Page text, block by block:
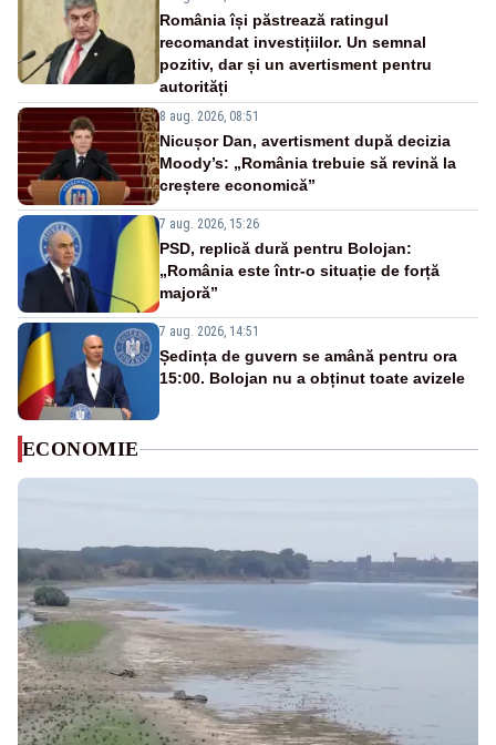
România își păstrează ratingul
recomandat investițiilor. Un semnal
pozitiv, dar și un avertisment pentru
autorități
8 aug. 2026, 08:51
Nicușor Dan, avertisment după decizia
Moody’s: „România trebuie să revină la
creștere economică”
7 aug. 2026, 15:26
PSD, replică dură pentru Bolojan:
„România este într-o situație de forță
majoră”
7 aug. 2026, 14:51
Ședința de guvern se amână pentru ora
15:00. Bolojan nu a obținut toate avizele
ECONOMIE